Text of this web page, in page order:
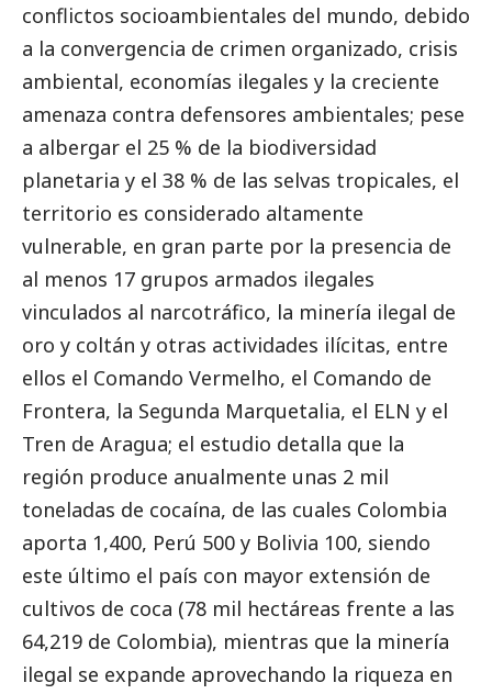
conflictos socioambientales del mundo, debido
a la convergencia de crimen organizado, crisis
ambiental, economías ilegales y la creciente
amenaza contra defensores ambientales; pese
a albergar el 25 % de la biodiversidad
planetaria y el 38 % de las selvas tropicales, el
territorio es considerado altamente
vulnerable, en gran parte por la presencia de
al menos 17 grupos armados ilegales
vinculados al narcotráfico, la minería ilegal de
oro y coltán y otras actividades ilícitas, entre
ellos el Comando Vermelho, el Comando de
Frontera, la Segunda Marquetalia, el ELN y el
Tren de Aragua; el estudio detalla que la
región produce anualmente unas 2 mil
toneladas de cocaína, de las cuales Colombia
aporta 1,400, Perú 500 y Bolivia 100, siendo
este último el país con mayor extensión de
cultivos de coca (78 mil hectáreas frente a las
64,219 de Colombia), mientras que la minería
ilegal se expande aprovechando la riqueza en